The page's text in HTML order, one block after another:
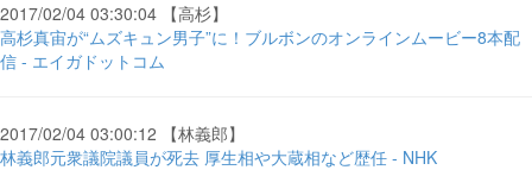
2017/02/04 03:30:04 【高杉】
高杉真宙が“ムズキュン男子”に！ブルボンのオンラインムービー8本配
信 - エイガドットコム
2017/02/04 03:00:12 【林義郎】
林義郎元衆議院議員が死去 厚生相や大蔵相など歴任 - NHK